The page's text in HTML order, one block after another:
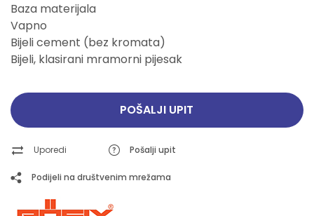
Baza materijala
Vapno
Bijeli cement (bez kromata)
Bijeli, klasirani mramorni pijesak
POŠALJI UPIT
Uporedi Pošalji upit
Podijeli na društvenim mrežama